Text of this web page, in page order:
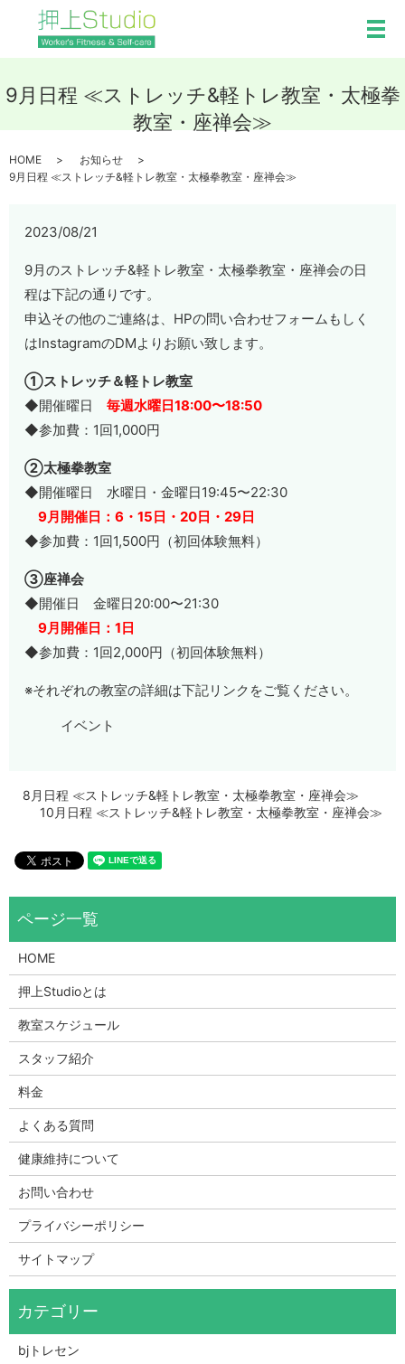
メ
9月日程 ≪ストレッチ&軽トレ教室・太極拳
教室・座禅会≫
HOME
お知らせ
9月日程 ≪ストレッチ&軽トレ教室・太極拳教室・座禅会≫
2023/08/21
9月のストレッチ&軽トレ教室・太極拳教室・座禅会の日
程は下記の通りです。
申込その他のご連絡は、HPの問い合わせフォームもしく
はInstagramのDMよりお願い致します。
①ストレッチ＆軽トレ教室
◆開催曜日毎週水曜日18:00〜18:50
◆参加費：1回1,000円
②太極拳教室
◆開催曜日 水曜日・金曜日19:45〜22:30
9月開催日：6・15日・20日・29日
◆参加費：1回1,500円（初回体験無料）
③座禅会
◆開催日 金曜日20:00〜21:30
9月開催日：1日
◆参加費：1回2,000円（初回体験無料）
※それぞれの教室の詳細は下記リンクをご覧ください。
イベント
8月日程 ≪ストレッチ&軽トレ教室・太極拳教室・座禅会≫
10月日程 ≪ストレッチ&軽トレ教室・太極拳教室・座禅会≫
HOME
押上Studioとは
教室スケジュール
スタッフ紹介
料金
よくある質問
健康維持について
お問い合わせ
プライバシーポリシー
サイトマップ
bjトレセン